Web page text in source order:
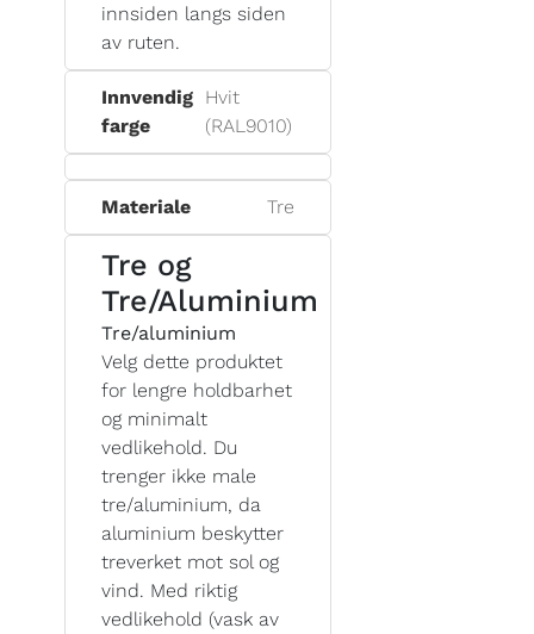
innsiden langs siden
av ruten.
Innvendig
farge
Hvit
(RAL9010)
Materiale Tre
Tre og
Tre/Aluminium
Tre/aluminium
Velg dette produktet
for lengre holdbarhet
og minimalt
vedlikehold. Du
trenger ikke male
tre/aluminium, da
aluminium beskytter
treverket mot sol og
vind. Med riktig
vedlikehold (vask av